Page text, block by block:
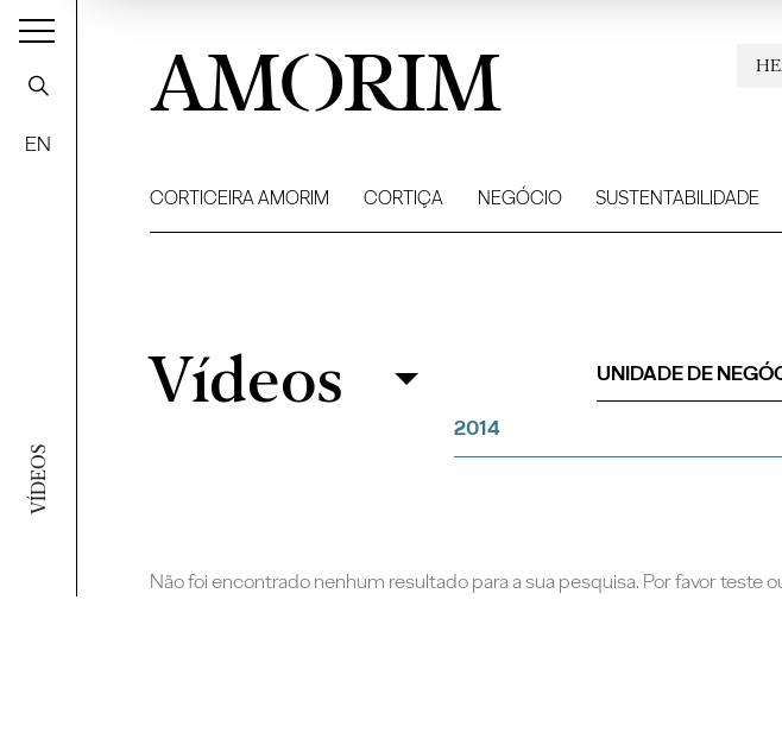
VÍDEOS
EN
AMORIM
CORTICEIRA AMORIM CORTIÇA NEGÓCIO SUSTENTABILIDADE
Filtrar
Vídeos UNIDADE DE
2014
Não foi encontrado nenhum resultado para a sua pesquisa. Por favor teste